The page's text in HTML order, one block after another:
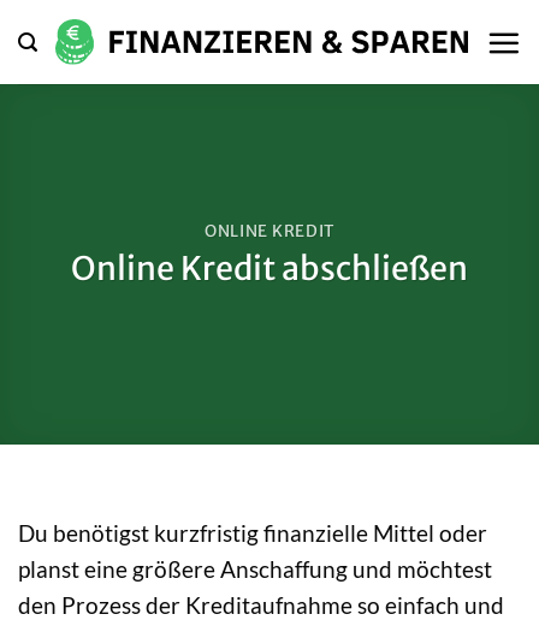
Inhalt
springen
ONLINE KREDIT
Online Kredit abschließen
Du benötigst kurzfristig finanzielle Mittel oder
planst eine größere Anschaffung und möchtest
den Prozess der Kreditaufnahme so einfach und